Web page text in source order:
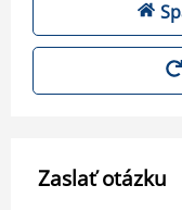
Zaslať otázku